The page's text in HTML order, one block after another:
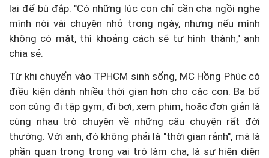
lại để bù đắp. "Có những lúc con chỉ cần cha ngồi nghe
mình nói vài chuyện nhỏ trong ngày, nhưng nếu mình
không có mặt, thì khoảng cách sẽ tự hình thành," anh
chia sẻ.
Từ khi chuyển vào TPHCM sinh sống, MC Hồng Phúc có
điều kiện dành nhiều thời gian hơn cho các con. Ba bố
con cùng đi tập gym, đi bơi, xem phim, hoặc đơn giản là
cùng nhau trò chuyện về những câu chuyện rất đời
thường. Với anh, đó không phải là "thời gian rảnh", mà là
phần quan trọng trong vai trò làm cha, là sự hiện diện